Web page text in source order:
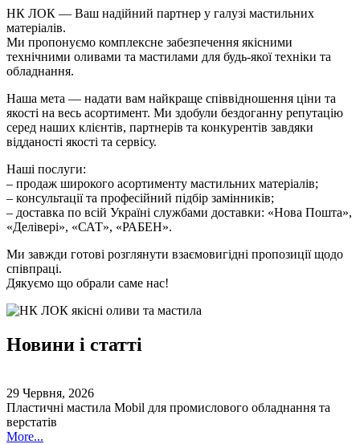
НК ЛОК — Ваш надійний партнер у галузі мастильних
матеріалів.
Ми пропонуємо комплексне забезпечення якісними
технічними оливами та мастилами для будь-якої техніки та
обладнання.
Наша мета — надати вам найкраще співвідношення ціни та
якості на весь асортимент. Ми здобули бездоганну репутацію
серед наших клієнтів, партнерів та конкурентів завдяки
відданості якості та сервісу.
Наші послуги:
– продаж широкого асортименту мастильних матеріалів;
– консультації та професійний підбір замінників;
– доставка по всій Україні службами доставки: «Нова Пошта»,
«Делівері», «САТ», «РАБЕН».
Ми завжди готові розглянути взаємовигідні пропозиції щодо
співпраці.
Дякуємо що обрали саме нас!
Новини і статті
29 Червня, 2026
Пластичні мастила Mobil для промислового обладнання та
верстатів
More...